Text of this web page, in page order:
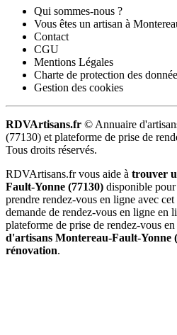
Qui sommes-nous ?
Vous êtes un artisan à
Contact
CGU
Mentions Légales
Charte de protection des
Gestion des cookies
RDVArtisans.fr © Annuaire
(77130) et plateforme de prise de
Tous droits réservés.
RDVArtisans.fr vous aide à trouver
Fault-Yonne (77130) disponible
prendre rendez-vous en ligne avec
demande de rendez-vous en ligne
plateforme de prise de rendez-vous
d'artisans Montereau-Fault-Yonne
rénovation.